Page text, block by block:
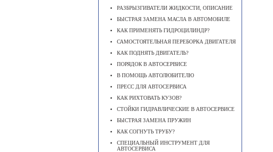
РАЗБРЫЗГИВАТЕЛИ ЖИДКОСТИ, ОПИСАНИЕ
БЫСТРАЯ ЗАМЕНА МАСЛА В АВТОМОБИЛЕ
КАК ПРИМЕНЯТЬ ГИДРОЦИЛИНДР?
САМОСТОЯТЕЛЬНАЯ ПЕРЕБОРКА ДВИГАТЕЛЯ
КАК ПОДНЯТЬ ДВИГАТЕЛЬ?
ПОРЯДОК В АВТОСЕРВИСЕ
В ПОМОЩЬ АВТОЛЮБИТЕЛЮ
ПРЕСС ДЛЯ АВТОСЕРВИСА
КАК РИХТОВАТЬ КУЗОВ?
СТОЙКИ ГИДРАВЛИЧЕСКИЕ В АВТОСЕРВИСЕ
БЫСТРАЯ ЗАМЕНА ПРУЖИН
КАК СОГНУТЬ ТРУБУ?
СПЕЦИАЛЬНЫЙ ИНСТРУМЕНТ ДЛЯ
АВТОСЕРВИСА